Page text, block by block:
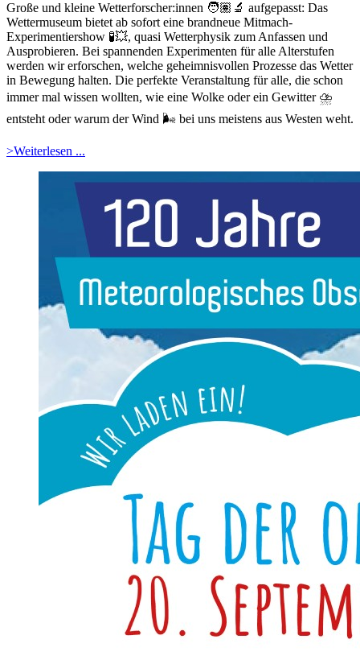
Große und kleine Wetterforscher:innen 🧑🏽‍🔬 aufgepasst: Das
Wettermuseum bietet ab sofort eine brandneue Mitmach-
Experimentiershow 🧪💥, quasi Wetterphysik zum Anfassen und
Ausprobieren. Bei spannenden Experimenten für alle Alterstufen
werden wir erforschen, welche geheimnisvollen Prozesse das Wetter
in Bewegung halten. Die perfekte Veranstaltung für alle, die schon
immer mal wissen wollten, wie eine Wolke oder ein Gewitter ⛈️
entsteht oder warum der Wind 🌬️ bei uns meistens aus Westen weht.
>Weiterlesen ...